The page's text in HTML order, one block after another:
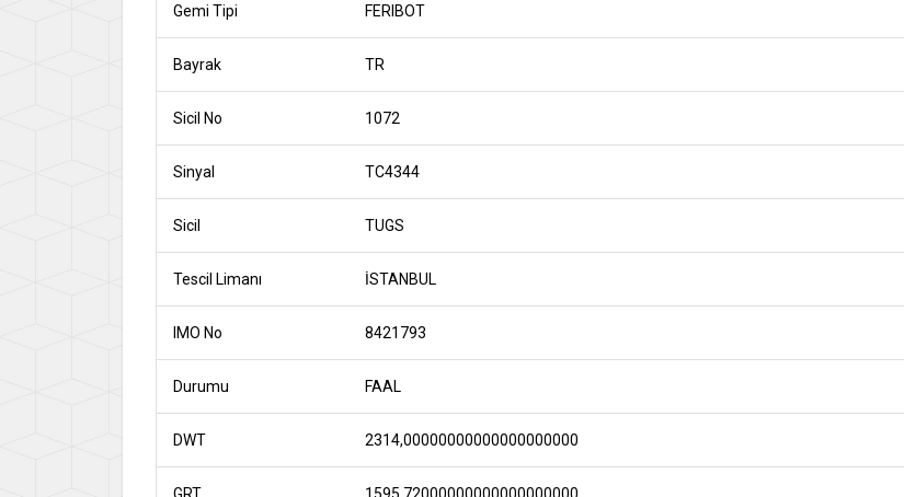
Gemi Tipi FERIBOT
Bayrak TR
Sicil No 1072
Sinyal TC4344
Sicil TUGS
Tescil Limanı İSTANBUL
IMO No 8421793
Durumu FAAL
DWT 2314,00000000000000000000
GRT 1595,72000000000000000000